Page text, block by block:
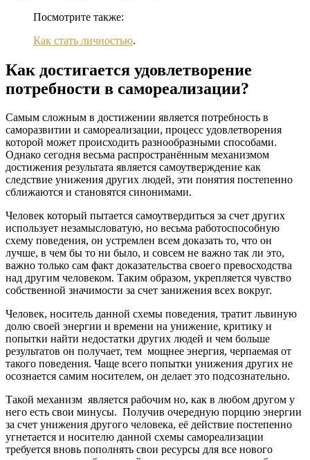
Посмотрите также:
Как стать личностью.
Как достигается удовлетворение
потребности в самореализации?
Самым сложным в достижении является потребность в
саморазвитии и самореализации, процесс удовлетворения
которой может происходить разнообразными способами.
Однако сегодня весьма распространённым механизмом
достижения результата является самоутверждение как
следствие унижения других людей, эти понятия постепенно
сближаются и становятся синонимами.
Человек который пытается самоутвердиться за счет других
использует незамысловатую, но весьма работоспособную
схему поведения, он устремлен всем доказать то, что он
лучше, в чем бы то ни было, и совсем не важно так ли это,
важно только сам факт доказательства своего превосходства
над другим человеком. Таким образом, укрепляется чувство
собственной значимости за счет занижения всех вокруг.
Человек, носитель данной схемы поведения, тратит львиную
долю своей энергии и времени на унижение, критику и
попытки найти недостатки других людей и чем больше
результатов он получает, тем мощнее энергия, черпаемая от
такого поведения. Чаще всего попытки унижения других не
осознается самим носителем, он делает это подсознательно.
Такой механизм является рабочим но, как в любом другом у
него есть свои минусы. Получив очередную порцию энергии
за счет унижения другого человека, её действие постепенно
угнетается и носителю данной схемы самореализации
требуется вновь пополнять свои ресурсы для все нового